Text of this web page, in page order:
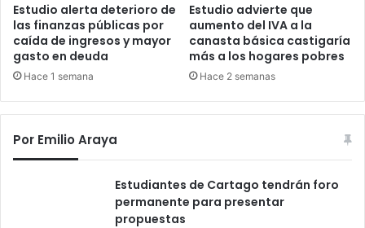
Estudio alerta deterioro de
las finanzas públicas por
caída de ingresos y mayor
gasto en deuda
Hace 1 semana
Estudio advierte que
aumento del IVA a la
canasta básica castigaría
más a los hogares pobres
Hace 2 semanas
Por Emilio Araya
Estudiantes de Cartago tendrán foro
permanente para presentar
propuestas